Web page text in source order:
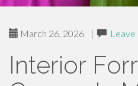
March 26, 2026 |
Interior